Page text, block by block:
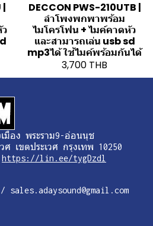
|
DECCON PWS-210UTB |
ลำโพงพกพาพร้อม
ไมโครโฟน + ไมค์คาดหัว
และสามารถเล่น usb sd
mp3ได้ ใช้ไมค์พร้อมกันได้
3,700 THB
มือง พระราม9-อ่อนนุช
ศ เขตประเวศ กรุงเทพ 10250
https://lin.ee/tygDzdl
sales.adaysound@gmail.com